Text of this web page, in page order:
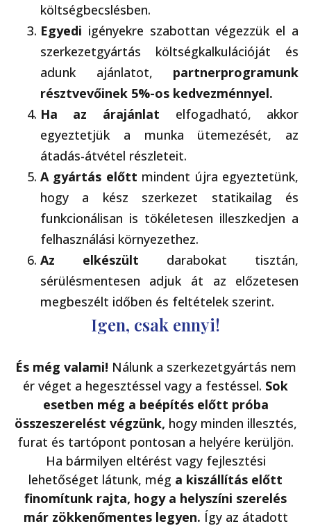
költségbecslésben.
Egyedi igényekre szabottan végezzük el a
szerkezetgyártás költségkalkulációját és
adunk ajánlatot, partnerprogramunk
résztvevőinek 5%-os kedvezménnyel.
Ha az árajánlat elfogadható, akkor
egyeztetjük a munka ütemezését, az
átadás-átvétel részleteit.
A gyártás előtt mindent újra egyeztetünk,
hogy a kész szerkezet statikailag és
funkcionálisan is tökéletesen illeszkedjen a
felhasználási környezethez.
Az elkészült darabokat tisztán,
sérülésmentesen adjuk át az előzetesen
megbeszélt időben és feltételek szerint.
Igen, csak ennyi!
És még valami! Nálunk a szerkezetgyártás nem
ér véget a hegesztéssel vagy a festéssel. Sok
esetben még a beépítés előtt próba
összeszerelést végzünk, hogy minden illesztés,
furat és tartópont pontosan a helyére kerüljön.
Ha bármilyen eltérést vagy fejlesztési
lehetőséget látunk, még a kiszállítás előtt
finomítunk rajta, hogy a helyszíni szerelés
már zökkenőmentes legyen. Így az átadott